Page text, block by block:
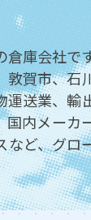
庫会社で
敦賀市、石
運送業、輸
国内メーカ
など、グロ